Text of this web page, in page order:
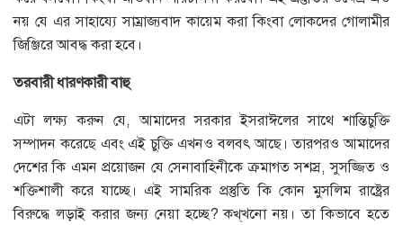
নয় যে এর সাহায্যে সাম্রাজ্যবাদ কায়েম করা কিংবা লোকদের গোলামীর
জিঞ্জিরে আবদ্ধ করা হবে।
তরবারীধারণকারীবাহু
এটা লক্ষ্য করুন যে, আমাদের সরকার ইসরাঈলের সাথে শান্তিচুক্তি
সম্পাদন করেছে এবং এই চুক্তি এখনও বলবৎ আছে। তারপরও আমাদের
দেশের কি এমন প্রয়োজন যে সেনাবাহিনীকে ক্রমাগত সশস্র, সুসজ্জিত ও
শক্তিশালী করে যাচ্ছে। এই সামরিক প্রস্তুতি কি কোন মুসলিম রাষ্ট্রের
বিরুদ্ধে লড়াই করার জন্য নেয়া হচ্ছে? কখ্‌খনো নয়। তা কিভাবে হতে